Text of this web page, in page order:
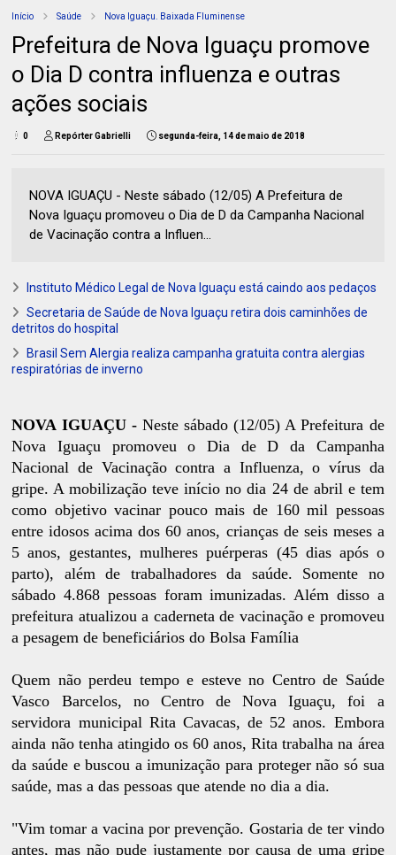
Início Saúde Nova Iguaçu. Baixada Fluminense
Prefeitura de Nova Iguaçu promove
o Dia D contra influenza e outras
ações sociais
0 Repórter Gabrielli segunda-feira, 14 de maio de 2018
NOVA IGUAÇU - Neste sábado (12/05) A Prefeitura de
Nova Iguaçu promoveu o Dia de D da Campanha Nacional
de Vacinação contra a Influen...
Instituto Médico Legal de Nova Iguaçu está caindo aos pedaços
Secretaria de Saúde de Nova Iguaçu retira dois caminhões de
detritos do hospital
Brasil Sem Alergia realiza campanha gratuita contra alergias
respiratórias de inverno
NOVA IGUAÇU -Neste sábado (12/05) A Prefeitura de
Nova Iguaçu promoveu o Dia de D da Campanha
Nacional de Vacinação contra a Influenza, o vírus da
gripe. A mobilização teve início no dia 24 de abril e tem
como objetivo vacinar pouco mais de 160 mil pessoas
entre idosos acima dos 60 anos, crianças de seis meses a
5 anos, gestantes, mulheres puérperas (45 dias após o
parto), além de trabalhadores da saúde. Somente no
sábado 4.868 pessoas foram imunizadas. Além disso a
prefeitura atualizou a caderneta de vacinação e promoveu
a pesagem de beneficiários do Bolsa Família
Quem não perdeu tempo e esteve no Centro de Saúde
Vasco Barcelos, no Centro de Nova Iguaçu, foi a
servidora municipal Rita Cavacas, de 52 anos. Embora
ainda não tenha atingido os 60 anos, Rita trabalha na área
da saúde e buscou a imunização para proteger não só sua
saúde, mas a das pessoas que atende no dia a dia.
"Vim tomar a vacina por prevenção. Gostaria de ter vindo
antes, mas não pude justamente por causa de uma gripe